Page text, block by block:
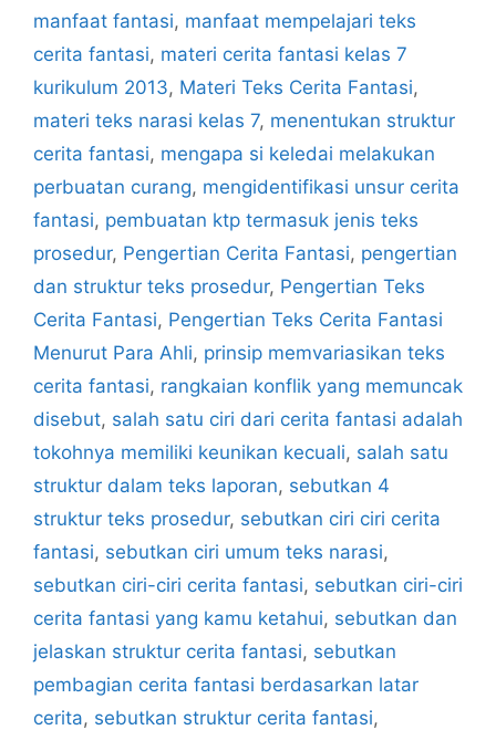
manfaat fantasi, manfaat mempelajari teks
cerita fantasi, materi cerita fantasi kelas 7
kurikulum 2013, Materi Teks Cerita Fantasi,
materi teks narasi kelas 7, menentukan struktur
cerita fantasi, mengapa si keledai melakukan
perbuatan curang, mengidentifikasi unsur cerita
fantasi, pembuatan ktp termasuk jenis teks
prosedur, Pengertian Cerita Fantasi, pengertian
dan struktur teks prosedur, Pengertian Teks
Cerita Fantasi, Pengertian Teks Cerita Fantasi
Menurut Para Ahli, prinsip memvariasikan teks
cerita fantasi, rangkaian konflik yang memuncak
disebut, salah satu ciri dari cerita fantasi adalah
tokohnya memiliki keunikan kecuali, salah satu
struktur dalam teks laporan, sebutkan 4
struktur teks prosedur, sebutkan ciri ciri cerita
fantasi, sebutkan ciri umum teks narasi,
sebutkan ciri-ciri cerita fantasi, sebutkan ciri-ciri
cerita fantasi yang kamu ketahui, sebutkan dan
jelaskan struktur cerita fantasi, sebutkan
pembagian cerita fantasi berdasarkan latar
cerita, sebutkan struktur cerita fantasi,